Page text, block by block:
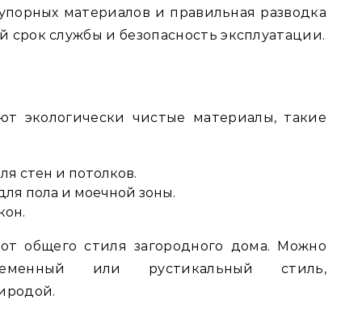
материалов и правильная разводка
срок службы и безопасность эксплуатации.
экологически чистые материалы, такие
стен и потолков.
пола и моечной зоны.
общего стиля загородного дома. Можно
или рустикальный стиль,